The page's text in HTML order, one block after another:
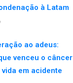
à Latam
ao adeus:
venceu o câncer
vida em acidente